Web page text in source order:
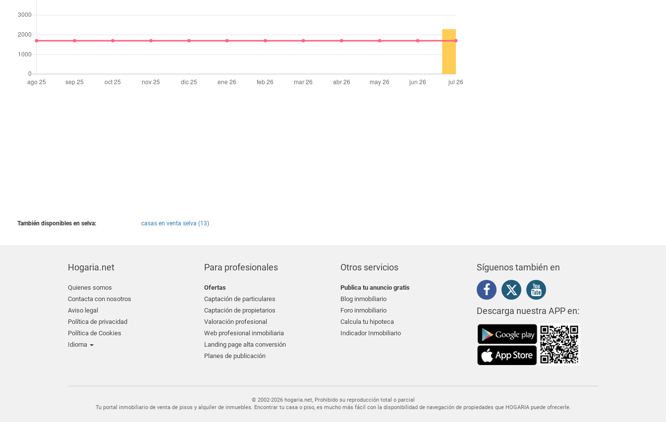
También disponibles en selva: casas en venta selva (13)
Hogaria.net
Quienes somos
Contacta con nosotros
Aviso legal
Política de privacidad
Política de Cookies
Idioma
Para profesionales
Ofertas
Captación de particulares
Captación de propietarios
Valoración profesional
Web profesional inmobiliaria
Landing page alta conversión
Planes de publicación
Otros servicios
Publica tu anuncio gratis
Blog inmobiliario
Foro inmobiliario
Calcula tu hipoteca
Indicador Inmobiliario
Síguenos también en
Descarga nuestra APP en:
© 2002-2026 hogaria.net, Prohibido su reproducción total o parcial
Tu portal inmobiliario de venta de pisos y alquiler de inmuebles. Encontrar tu casa o piso, es mucho más fácil con la disponibilidad de navegación de propiedades que HOGARIA puede ofrecerle.